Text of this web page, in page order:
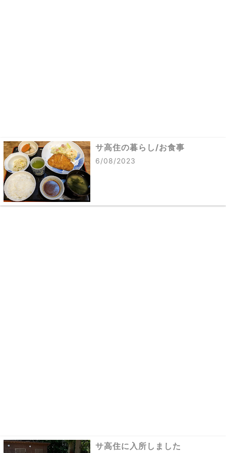
サ高住の暮らし/お食事
6/08/2023
サ高住に入所しました